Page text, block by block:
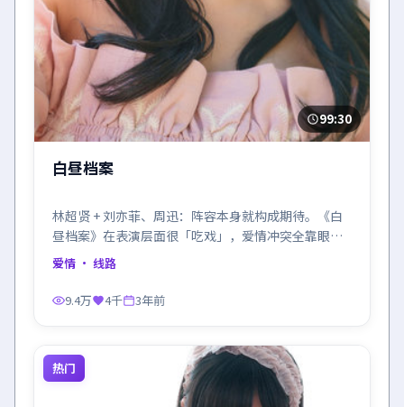
99:30
白昼档案
林超贤 + 刘亦菲、周迅：阵容本身就构成期待。《白
昼档案》在表演层面很「吃戏」，爱情冲突全靠眼神
顶住。
爱情 · 线路
9.4万 4千 3年前
热门